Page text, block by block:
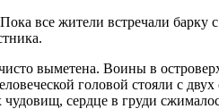
все жители встречали
выметена. Воины в
головой стояли с
сердце в груди